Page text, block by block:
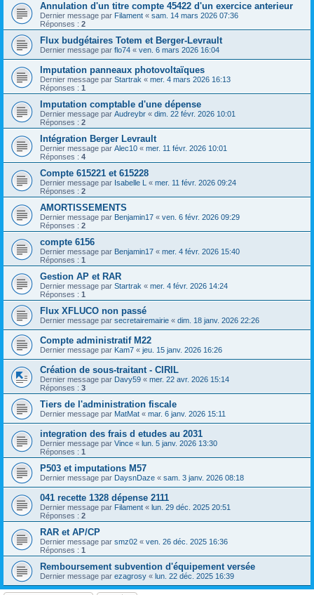
Annulation d'un titre compte 45422 d'un exercice anterieur
Dernier message par Filament « sam. 14 mars 2026 07:36
Réponses : 2
Flux budgétaires Totem et Berger-Levrault
Dernier message par flo74 « ven. 6 mars 2026 16:04
Imputation panneaux photovoltaïques
Dernier message par Startrak « mer. 4 mars 2026 16:13
Réponses : 1
Imputation comptable d'une dépense
Dernier message par Audreybr « dim. 22 févr. 2026 10:01
Réponses : 2
Intégration Berger Levrault
Dernier message par Alec10 « mer. 11 févr. 2026 10:01
Réponses : 4
Compte 615221 et 615228
Dernier message par Isabelle L « mer. 11 févr. 2026 09:24
Réponses : 2
AMORTISSEMENTS
Dernier message par Benjamin17 « ven. 6 févr. 2026 09:29
Réponses : 2
compte 6156
Dernier message par Benjamin17 « mer. 4 févr. 2026 15:40
Réponses : 1
Gestion AP et RAR
Dernier message par Startrak « mer. 4 févr. 2026 14:24
Réponses : 1
Flux XFLUCO non passé
Dernier message par secretairemairie « dim. 18 janv. 2026 22:26
Compte administratif M22
Dernier message par Kam7 « jeu. 15 janv. 2026 16:26
Création de sous-traitant - CIRIL
Dernier message par Davy59 « mer. 22 avr. 2026 15:14
Réponses : 3
Tiers de l'administration fiscale
Dernier message par MatMat « mar. 6 janv. 2026 15:11
integration des frais d etudes au 2031
Dernier message par Vince « lun. 5 janv. 2026 13:30
Réponses : 1
P503 et imputations M57
Dernier message par DaysnDaze « sam. 3 janv. 2026 08:18
041 recette 1328 dépense 2111
Dernier message par Filament « lun. 29 déc. 2025 20:51
Réponses : 2
RAR et AP/CP
Dernier message par smz02 « ven. 26 déc. 2025 16:36
Réponses : 1
Remboursement subvention d'équipement versée
Dernier message par ezagrosy « lun. 22 déc. 2025 16:39